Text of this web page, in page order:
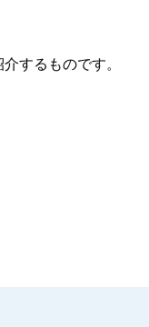
するものです。